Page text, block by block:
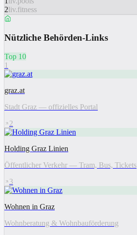
2liv.fitness
Nützliche Behörden-Links
Top 10
1
graz.at
Stadt Graz — offizielles Portal
2
Holding Graz Linien
Öffentlicher Verkehr — Tram, Bus, Tickets
3
Wohnen in Graz
Wohnberatung & Wohnbauförderung